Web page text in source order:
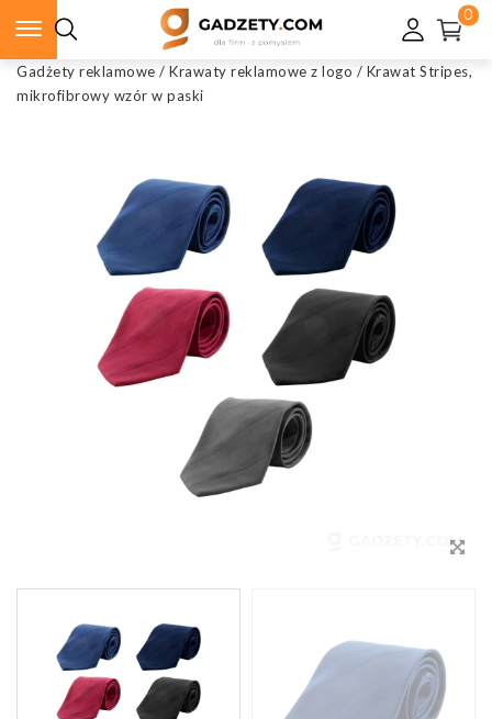
0
Gadżety reklamowe / Krawaty reklamowe z logo / Krawat Stripes,
mikrofibrowy wzór w paski